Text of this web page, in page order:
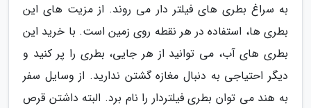
به سراغ بطری های فیلتر دار می روند. از مزیت های این
بطری ها، استفاده در هر نقطه روی زمین است. با خرید این
بطری های آب، می توانید از هر جایی، بطری را پر کنید و
دیگر احتیاجی به دنبال مغازه گشتن ندارید. از وسایل سفر
به هند می توان بطری فیلتردار را نام برد. البته داشتن قرص